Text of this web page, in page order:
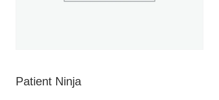
Patient Ninja